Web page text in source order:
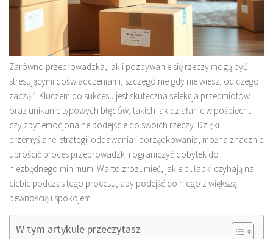
Zarówno przeprowadzka, jak i pozbywanie się rzeczy mogą być
stresującymi doświadczeniami, szczególnie gdy nie wiesz, od czego
zacząć. Kluczem do sukcesu jest skuteczna selekcja przedmiotów
oraz unikanie typowych błędów, takich jak działanie w pośpiechu
czy zbyt emocjonalne podejście do swoich rzeczy. Dzięki
przemyślanej strategii oddawania i porządkowania, można znacznie
uprościć proces przeprowadzki i ograniczyć dobytek do
niezbędnego minimum. Warto zrozumieć, jakie pułapki czyhają na
ciebie podczas tego procesu, aby podejść do niego z większą
pewnością i spokojem.
W tym artykule przeczytasz